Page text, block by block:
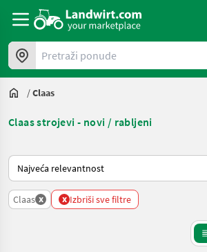
Pretraži ponude
/Claas
Claas strojevi - novi / rabljeni
Tako se sortira na Landwirt.com
Claas x x Izbriši sve filtre